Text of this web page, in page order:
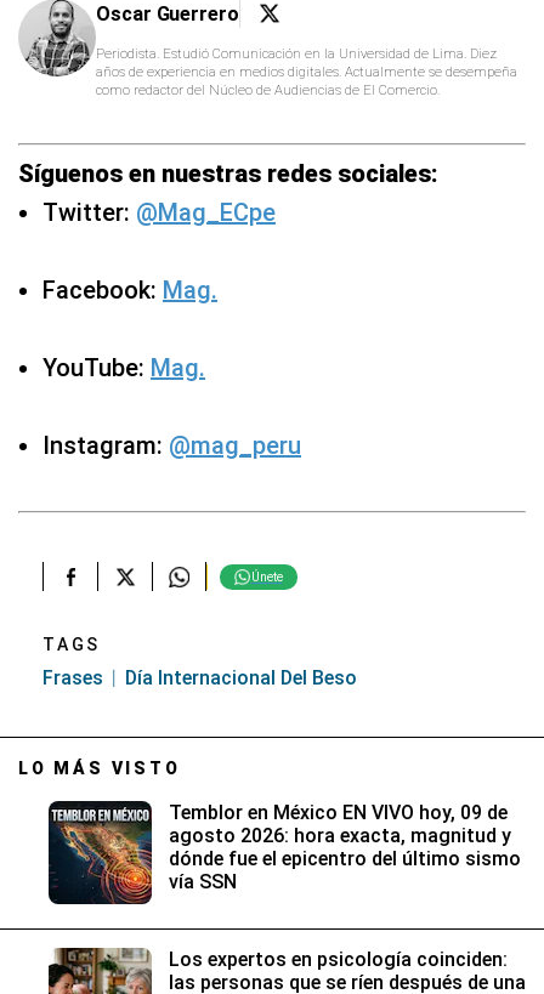
Oscar Guerrero
Periodista. Estudió Comunicación en la Universidad de Lima. Diez
años de experiencia en medios digitales. Actualmente se desempeña
como redactor del Núcleo de Audiencias de El Comercio.
Síguenos en nuestras redes sociales:
Twitter: @Mag_ECpe
Facebook: Mag.
YouTube: Mag.
Instagram: @mag_peru
Únete
TAGS
Frases Día Internacional Del Beso
LO MÁS VISTO
Temblor en México EN VIVO hoy, 09 de
agosto 2026: hora exacta, magnitud y
dónde fue el epicentro del último sismo
vía SSN
Los expertos en psicología coinciden:
las personas que se ríen después de una